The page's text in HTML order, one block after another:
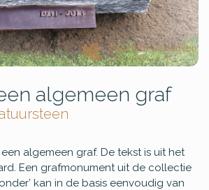
algemeen graf
algemeen graf. De tekst is uit het
Een grafmonument uit de collectie
kan in de basis eenvoudig van